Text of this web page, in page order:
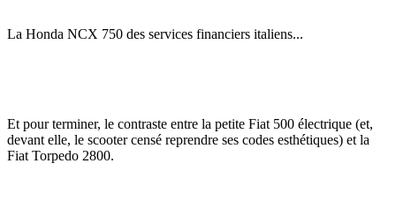
La Honda NCX 750 des services financiers italiens...
Et pour terminer, le contraste entre la petite Fiat 500 électrique (et,
devant elle, le scooter censé reprendre ses codes esthétiques) et la
Fiat Torpedo 2800.